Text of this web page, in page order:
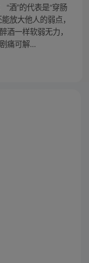
“酒”的代表是“穿肠
放大他人的弱点，
酒一样软弱无力，
痛可解...